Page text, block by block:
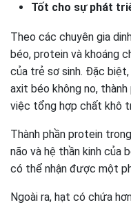
Tốt cho sự phát
Theo các chuyên gia
béo, protein và khoáng
của trẻ sơ sinh. Đặc
axit béo không no,
việc tổng hợp chất khô
Thành phần protein
não và hệ thần kinh của
có thể nhận được một
Ngoài ra, hạt có chứa